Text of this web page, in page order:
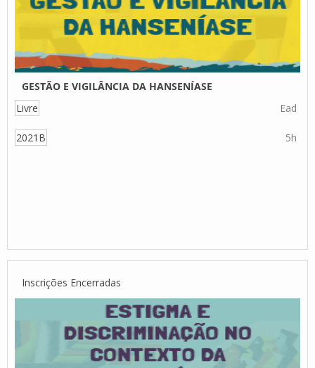
GESTÃO E VIGILÂNCIA DA HANSENÍASE
Livre
Ead
2021B 5h
Inscrições Encerradas